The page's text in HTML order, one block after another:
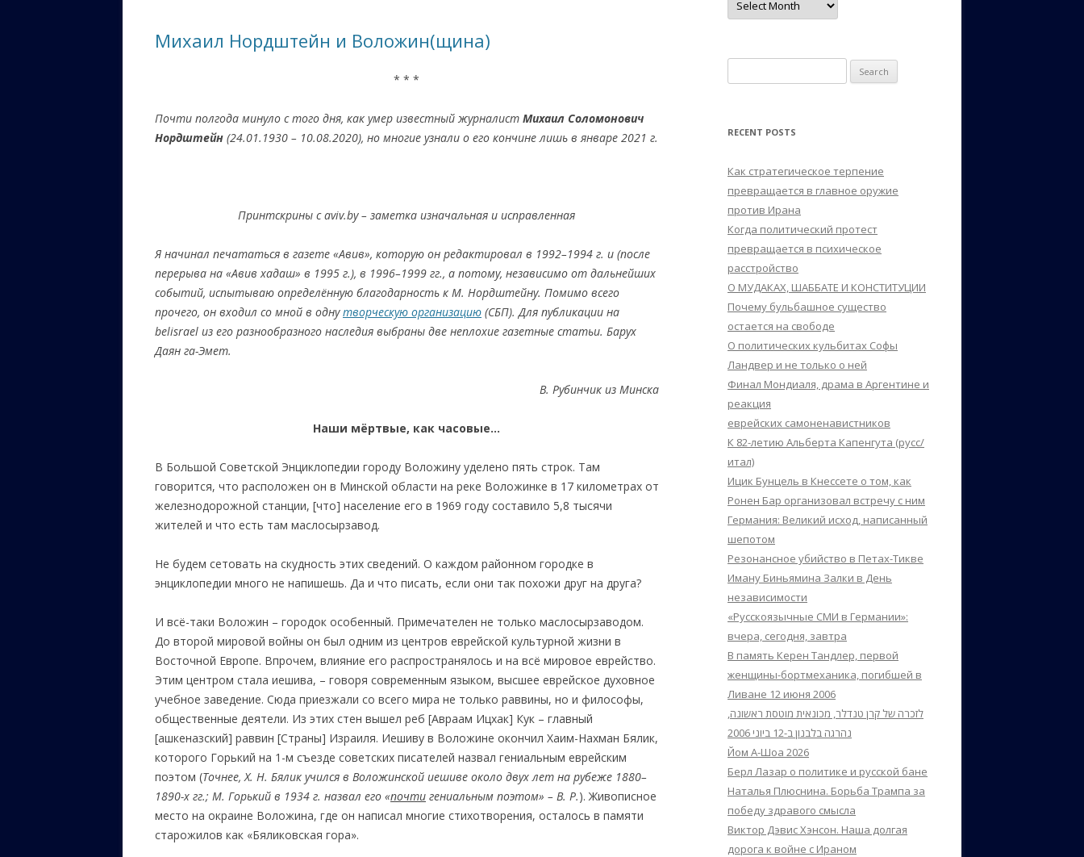
КАЛИНКОВИЧАХ СЕЙЧАС
ИНФОРМАЦИЯ К СТАРОМУ
САЙТУ
КТО КОГО ИЩЕТ
Михаил Нордштейн и Воложин(щина)
* * *
Почти полгода минуло с того дня, как умер известный журналист Михаил Соломонович
Нордштейн (24.01.1930 – 10.08.2020), но многие узнали о его кончине лишь в январе 2021 г.
Принтскрины с aviv.by – заметка изначальная и исправленная
Я начинал печататься в газете «Авив», которую он редактировал в 1992–1994 г. и (после
перерыва на «Авив хадаш» в 1995 г.), в 1996–1999 гг., а потому, независимо от дальнейших
событий, испытываю определённую благодарность к М. Нордштейну. Помимо всего
прочего, он входил со мной в однутворческую организацию (CБП). Для публикации на
belisrael из его разнообразного наследия выбраны две неплохие газетные статьи. Барух
Даян га-Эмет.
В. Рубинчик из Минска
Наши мёртвые, как часовые…
В Большой Советской Энциклопедии городу Воложину уделено пять строк. Там
говорится, что расположен он в Минской области на реке Воложинке в 17 километрах от
железнодорожной станции, [что] население его в 1969 году составило 5,8 тысячи
жителей и что есть там маслосырзавод.
Не будем сетовать на скудность этих сведений. О каждом районном городке в
энциклопедии много не напишешь. Да и что писать, если они так похожи друг на друга?
И всё-таки Воложин – городок особенный. Примечателен не только маслосырзаводом.
До второй мировой войны он был одним из центров еврейской культурной жизни в
Восточной Европе. Впрочем, влияние его распространялось и на всё мировое еврейство.
Этим центром стала иешива, – говоря современным языком, высшее еврейское духовное
учебное заведение. Сюда приезжали со всего мира не только раввины, но и философы,
общественные деятели. Из этих стен вышел реб [Авраам Ицхак] Кук – главный
[ашкеназский] раввин [Страны] Израиля. Иешиву в Воложине окончил Хаим-Нахман Бялик,
которого Горький на 1-м съезде советских писателей назвал гениальным еврейским
поэтом (Точнее, Х. Н. Бялик учился в Воложинской иешиве около двух лет на рубеже 1880–
1890-х гг.; М. Горький в 1934 г. назвал его «почти гениальным поэтом» – В. Р.). Живописное
место на окраине Воложина, где он написал многие стихотворения, осталось в памяти
старожилов как «Бяликовская гора».
for:
RECENT POSTS
Как стратегическое терпение
превращается в главное оружие
против Ирана
Когда политический протест
превращается в психическое
расстройство
О МУДАКАХ, ШАББАТЕ И КОНСТИТУЦИИ
Почему бульбашное существо
остается на свободе
О политических кульбитах Софы
Ландвер и не только о ней
Финал Мондиаля, драма в Аргентине и
реакция
еврейских самоненавистников
К 82-летию Альберта Капенгута (русс/
итал)
Ицик Бунцель в Кнессете о том, как
Ронен Бар организовал встречу с ним
Германия: Великий исход, написанный
шепотом
Резонансное убийство в Петах-Тикве
Иману Биньямина Залки в День
независимости
«Русскоязычные СМИ в Германии»:
вчера, сегодня, завтра
В память Керен Тандлер, первой
женщины-бортмеханика, погибшей в
Ливане 12 июня 2006
לזכרה של קרן טנדלר, מכונאית מוטסת ראשונה,
נהרגה בלבנון ב-12 ביוני 2006
Йом А-Шоа 2026
Берл Лазар о политике и русской бане
Наталья Плюснина. Борьба Трампа за
победу здравого смысла
Виктор Дэвис Хэнсон. Наша долгая
дорога к войне с Ираном